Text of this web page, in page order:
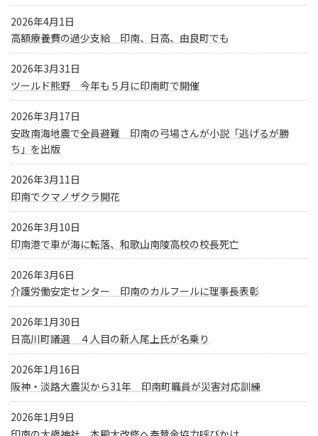
2026年4月1日
高額療養費の過少支給 印南、日高、由良町でも
2026年3月31日
ツールド熊野 今年も５月に印南町で開催
2026年3月17日
安政南海地震で全員避難 印南の弓場さんが小説「逃げるが勝
ち」を出版
2026年3月11日
印南でクマノザクラ開花
2026年3月10日
印南港で車が海に転落、和歌山南陵高校の校長死亡
2026年3月6日
介護労働安定センター 印南のカルフールに理事長表彰
2026年1月30日
日高川町議選 ４人目の新人尾上氏が名乗り
2026年1月16日
阪神・淡路大震災から31年 印南町職員が災害対応訓練
2026年1月9日